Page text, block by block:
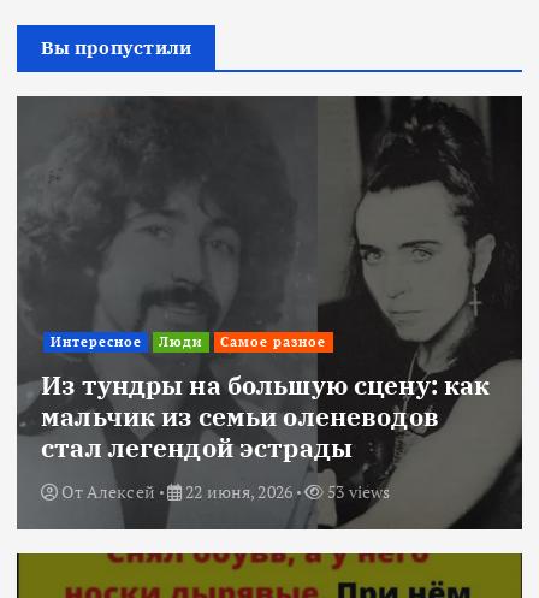
Вы пропустили
Интересное Люди Самое разное
Из тундры на большую сцену: как
мальчик из семьи оленеводов
стал легендой эстрады
ОтАлексей 22 июня, 2026 53 views